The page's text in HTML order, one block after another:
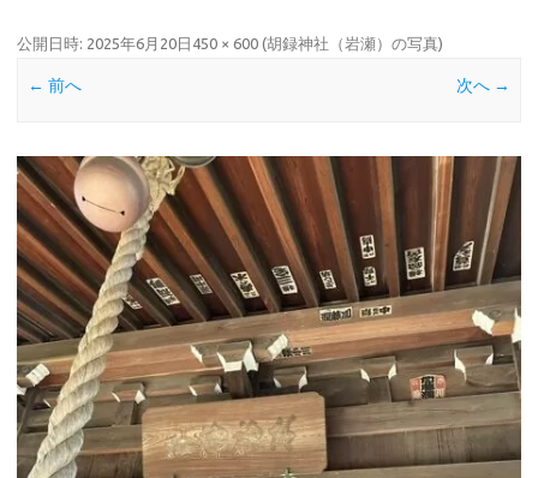
公開日時: 2025年6月20日 450 × 600 (胡録神社（岩瀬）の写真)
← 前へ 次へ →